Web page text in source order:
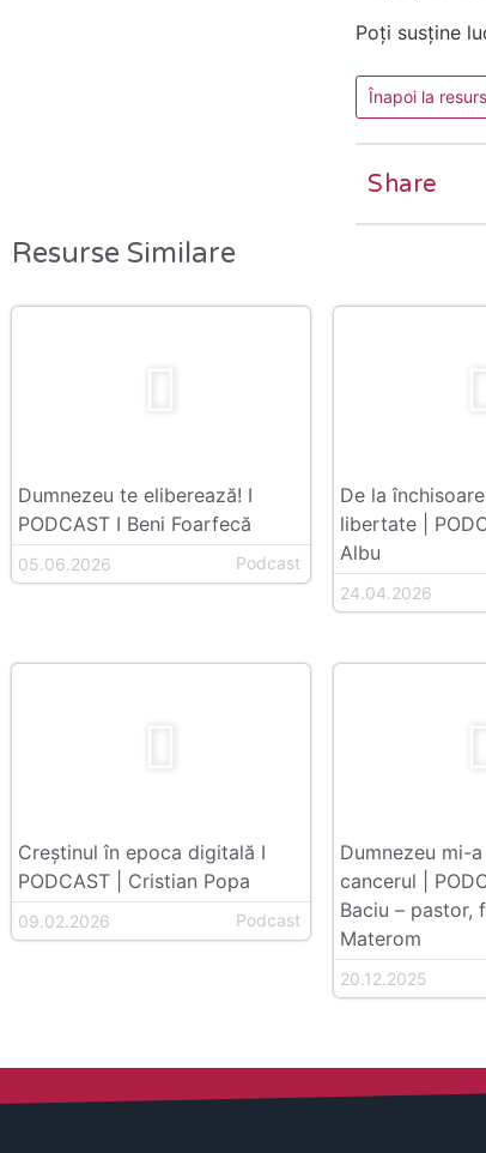
Poți susține
Înapoi la
Share
Resurse Similare
Dumnezeu te eliberează! I
PODCAST I Beni Foarfecă
05.06.2026 Podcast
De la
libertate |
Albu
24.04.2026
Creștinul în epoca digitală I
PODCAST | Cristian Popa
09.02.2026 Podcast
Dumnezeu mi-
cancerul |
Baciu – pastor,
Materom
20.12.2025